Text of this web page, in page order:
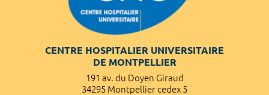
CENTRE HOSPITALIER UNIVERSITAIRE
DE MONTPELLIER
191 av. du Doyen Giraud
34295 Montpellier cedex 5